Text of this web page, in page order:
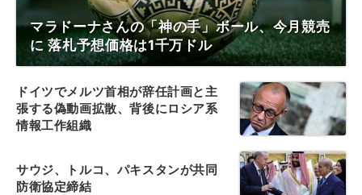
マラドーナさんの「神の手」ボール、今月競売
に 落札予想価格は1千万ドル
ドイツでメルツ首相が辞任計画と主
張する偽動画拡散、背後にロシア系
情報工作組織
サウジ、トルコ、パキスタンが共同
防衛協定締結